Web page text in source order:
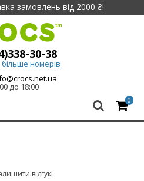
замовлень від 2000 ₴!
30-38
номерів
до 18:00
0
відгук!